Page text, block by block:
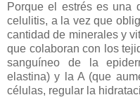
Porque el estrés es una
celulitis, a la vez que
cantidad de minerales y
que colaboran con los
sanguíneo de la
elastina) y la A (que
células, regular la